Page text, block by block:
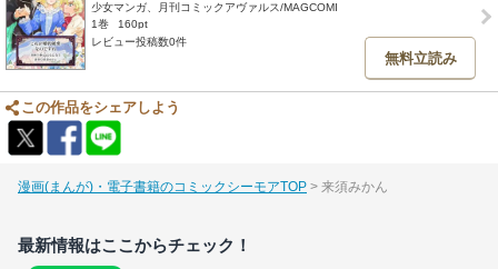
少女マンガ、月刊コミックアヴァルス/MAGCOMI
1巻
160pt
レビュー投稿数0件
無料立読み
この作品をシェアしよう
漫画(まんが)・電子書籍のコミックシーモアTOP 来須みかん
最新情報はここからチェック！